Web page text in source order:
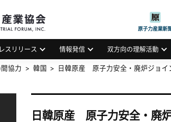
JAPAN ATOMIC INDUSTRIAL
原子力産業新
スリリース 情報発信 双方向の理解活動
協力 韓国 日韓原産 原子力安全・廃炉ジョイ
日韓原産 原子力安全・廃